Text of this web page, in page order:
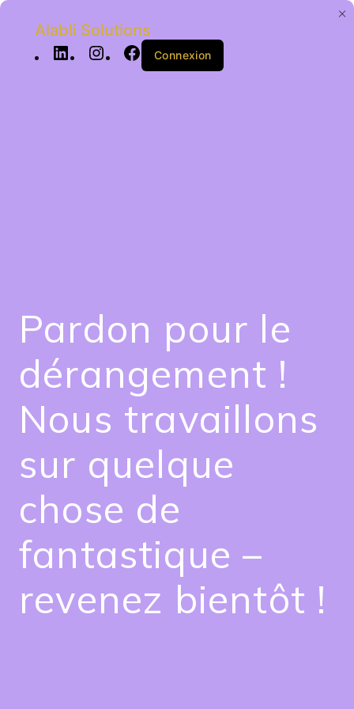
Alabli Solutions
Connexion
Pardon pour le
dérangement !
Nous travaillons
sur quelque
chose de
fantastique –
revenez bientôt !